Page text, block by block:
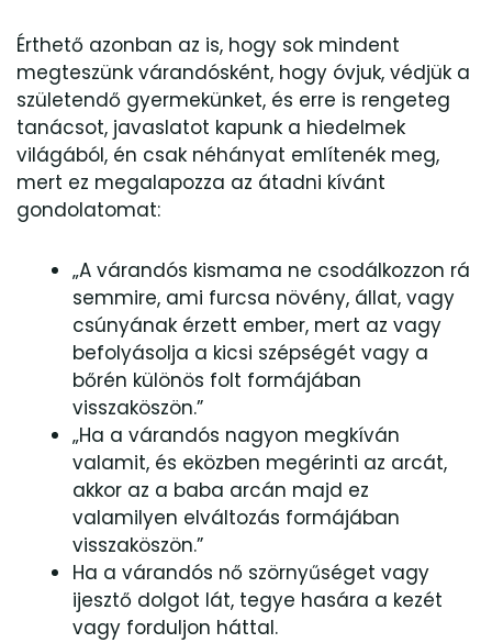
Érthető azonban az is, hogy sok mindent
megteszünk várandósként, hogy óvjuk, védjük a
születendő gyermekünket, és erre is rengeteg
tanácsot, javaslatot kapunk a hiedelmek
világából, én csak néhányat említenék meg,
mert ez megalapozza az átadni kívánt
gondolatomat:
„A várandós kismama ne csodálkozzon rá
semmire, ami furcsa növény, állat, vagy
csúnyának érzett ember, mert az vagy
befolyásolja a kicsi szépségét vagy a
bőrén különös folt formájában
visszaköszön.”
„Ha a várandós nagyon megkíván
valamit, és eközben megérinti az arcát,
akkor az a baba arcán majd ez
valamilyen elváltozás formájában
visszaköszön.”
Ha a várandós nő szörnyűséget vagy
ijesztő dolgot lát, tegye hasára a kezét
vagy forduljon háttal.